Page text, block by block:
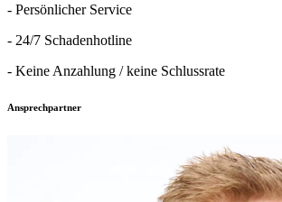
- Persönlicher Service
- 24/7 Schadenhotline
- Keine Anzahlung / keine Schlussrate
Ansprechpartner